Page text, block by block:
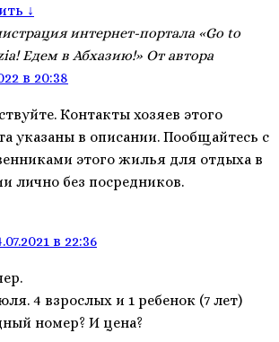
↓
интернет-портала «Go to
Едем в Абхазию!» От автора
в 20:38
Контакты хозяев этого
указаны в описании. Пообщайтесь с
этого жилья для отдыха в
лично без посредников.
в 22:36
4 взрослых и 1 ребенок (7 лет)
номер? И цена?